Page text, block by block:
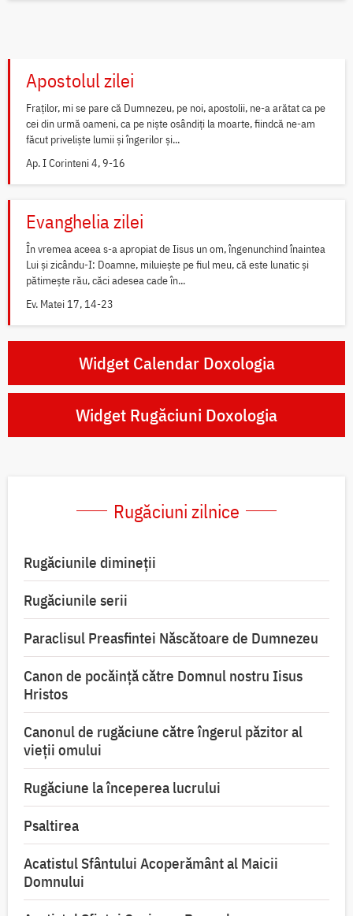
Apostolul zilei
Fraților, mi se pare că Dumnezeu, pe noi, apostolii, ne-a arătat ca pe
cei din urmă oameni, ca pe niște osândiți la moarte, fiindcă ne-am
făcut priveliște lumii și îngerilor și...
Ap. I Corinteni 4, 9-16
Evanghelia zilei
În vremea aceea s-a apropiat de Iisus un om, îngenunchind înaintea
Lui și zicându-I: Doamne, miluiește pe fiul meu, că este lunatic și
pătimește rău, căci adesea cade în...
Ev. Matei 17, 14-23
Widget Calendar Doxologia
Widget Rugăciuni Doxologia
Rugăciuni zilnice
Rugăciunile dimineții
Rugăciunile serii
Paraclisul Preasfintei Născătoare de Dumnezeu
Canon de pocăință către Domnul nostru Iisus
Hristos
Canonul de rugăciune către îngerul păzitor al
vieții omului
Rugăciune la începerea lucrului
Psaltirea
Acatistul Sfântului Acoperământ al Maicii
Domnului